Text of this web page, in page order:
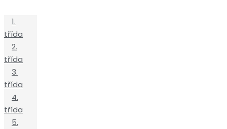
1.
třída
2.
třída
3.
třída
4.
třída
5.